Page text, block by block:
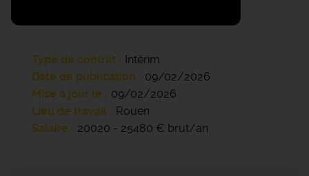
Type de contrat
Intérim
Date de publication
09/02/2026
Mise à jour le
09/02/2026
Lieu de travail
Rouen
Salaire
20020 - 25480 € brut/an